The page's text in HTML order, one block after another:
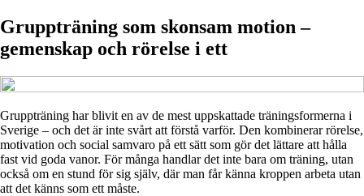
Gruppträning som skonsam motion –
gemenskap och rörelse i ett
Gruppträning har blivit en av de mest uppskattade träningsformerna i
Sverige – och det är inte svårt att förstå varför. Den kombinerar rörelse,
motivation och social samvaro på ett sätt som gör det lättare att hålla
fast vid goda vanor. För många handlar det inte bara om träning, utan
också om en stund för sig själv, där man får känna kroppen arbeta utan
att det känns som ett måste.